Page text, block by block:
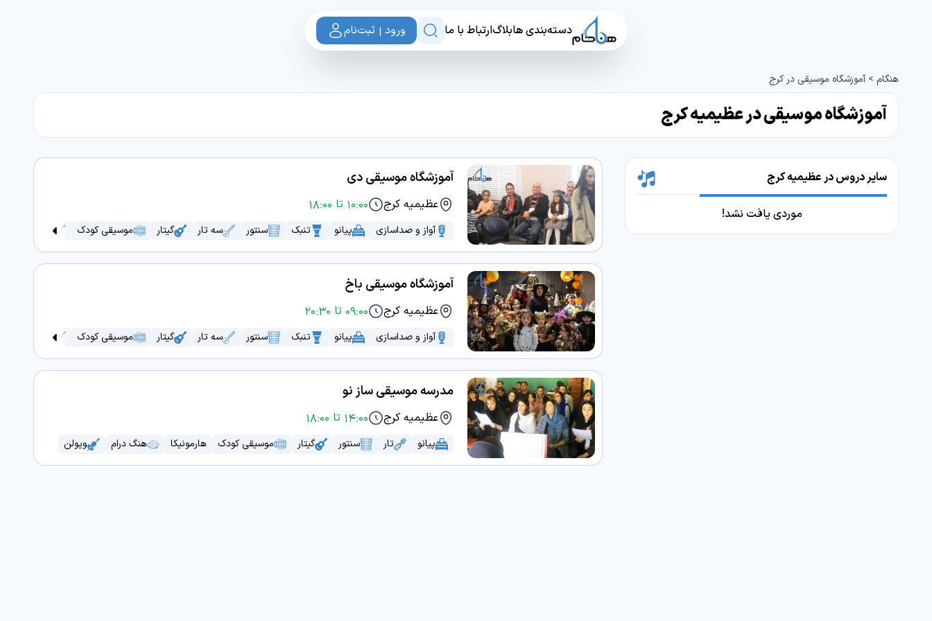
دسته‌بندی هابلاگارتباط با ما ورود | ثبت‌نام
هنگام > آموزشگاه موسیقی در کرج
آموزشگاه موسیقی در عظیمیه کرج
سایر دروس در عظیمیه کرج
موردی یافت نشد!
آموزشگاه موسیقی دی
عظیمیه کرج 10:00 تا 18:00
آواز و صداسازی پیانو تنبک سنتور سه تار گیتار موسیقی کودک ویولن
آموزشگاه موسیقی باخ
عظیمیه کرج 09:00 تا 20:30
آواز و صداسازی پیانو تنبک سنتور سه تار گیتار موسیقی کودک ویولن
مدرسه موسیقی ساز نو
عظیمیه کرج 14:00 تا 18:00
پیانو تار سنتور گیتار موسیقی کودک هارمونیکا هنگ درام ویولن